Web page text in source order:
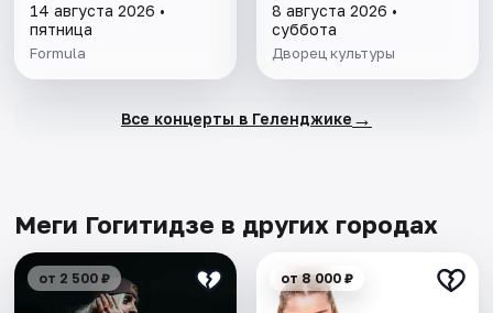
14 августа 2026 •
пятница
Formula
8 августа 2026 •
суббота
Дворец культуры
Все концерты в Геленджике →
Меги Гогитидзе в других городах
от 2 500 ₽ от 8 000 ₽